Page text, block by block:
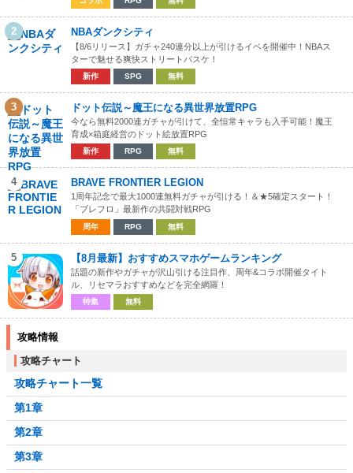
2 NBAダンクシティ
【8/6リリース】ガチャ240連分以上が引けるイベを開催中！NBAス
ターで魅せる爽快ストリートバスケ！
新作 SPG 無料
3 ドット伝説～魔王になる異世界放置RPG
今なら無料2000連ガチャが引けて、全恒常キャラも入手可能！魔王
育成×箱庭経営のドット絵放置RPG
新作 RPG 無料
4 BRAVE FRONTIER LEGION
1周年記念で最大1000連無料ガチャが引ける！＆★5確定スタート！
「ブレフロ」最新作の共闘対戦RPG
周年 RPG 無料
5 【8月最新】おすすめスマホゲームランキング
話題の新作やガチャが沢山引ける注目作、周年&コラボ開催タイト
ル、リセマラおすすめなどを完全網羅！
特集 無料
攻略情報
攻略チャート
攻略チャート一覧
第1章
第2章
第3章